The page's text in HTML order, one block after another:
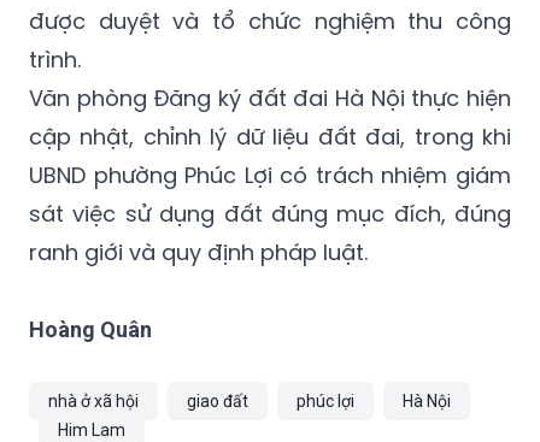
được duyệt và tổ chức nghiệm thu công
trình.
Văn phòng Đăng ký đất đai Hà Nội thực hiện
cập nhật, chỉnh lý dữ liệu đất đai, trong khi
UBND phường Phúc Lợi có trách nhiệm giám
sát việc sử dụng đất đúng mục đích, đúng
ranh giới và quy định pháp luật.
Hoàng Quân
nhà ở xã hội giao đất phúc lợi
Hà Nội
Him Lam